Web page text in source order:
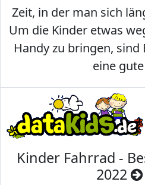
Zeit, in der man sich
Um die Kinder etwas
Handy zu bringen,
eine
Kinder Fahrrad -
2022